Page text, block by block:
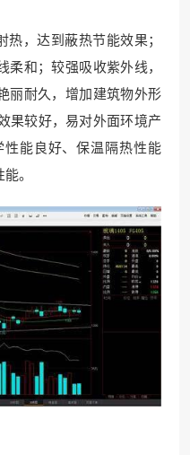
，达到蔽热节能效果；
柔和；较强吸收紫外线，
丽耐久，增加建筑物外形
果较好，易对外面环境产
能良好、保温隔热性能
。